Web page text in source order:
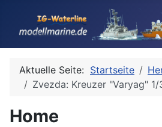
Aktuelle Seite: Startseite
Zvezda: Kreuzer "Varyag" 1/
Home